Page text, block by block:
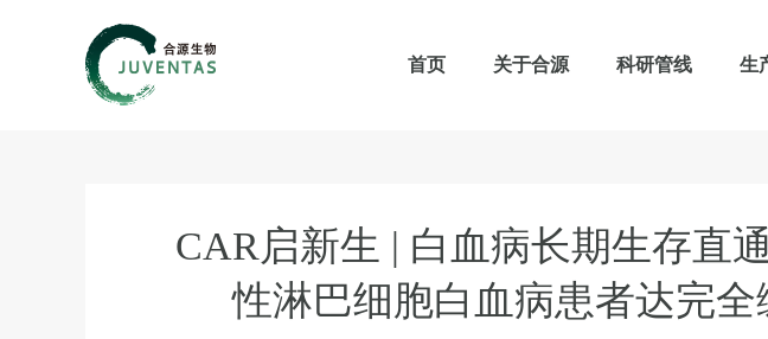
首页 关于合源 科研管线 生
CAR启新生 | 白血病长期生存直
性淋巴细胞白血病患者达完